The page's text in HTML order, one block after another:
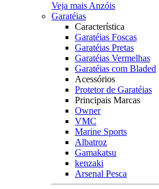
Veja mais Anzóis
Garatéias
Característica
Garatéias Foscas
Garatéias Pretas
Garatéias Vermelhas
Garatéias com Bladed
Acessórios
Protetor de Garatéias
Principais Marcas
Owner
VMC
Marine Sports
Albatroz
Gamakatsu
kenzaki
Arsenal Pesca